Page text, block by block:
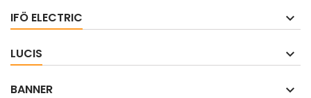
IFÖ ELECTRIC
LUCIS
BANNER